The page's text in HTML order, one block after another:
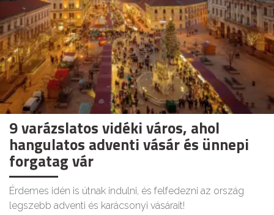
9 varázslatos vidéki város, ahol
hangulatos adventi vásár és ünnepi
forgatag vár
Érdemes idén is útnak indulni, és felfedezni az ország
legszebb adventi és karácsonyi vásárait!